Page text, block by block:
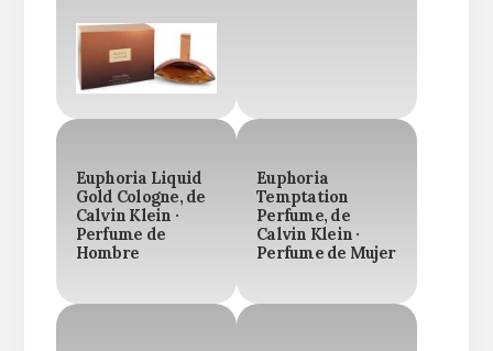
Euphoria Liquid
Gold Cologne, de
Calvin Klein ·
Perfume de
Hombre
Euphoria
Temptation
Perfume, de
Calvin Klein ·
Perfume de Mujer